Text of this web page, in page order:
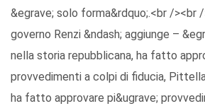
&egrave; solo forma&rdquo;.<br /><br /
governo Renzi &ndash; aggiunge –
nella storia repubblicana, ha fatto
provvedimenti a colpi di fiducia,
ha fatto approvare pi&ugrave;